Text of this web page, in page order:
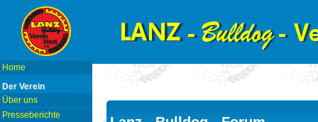
Home
Der Verein
Über uns
Presseberichte